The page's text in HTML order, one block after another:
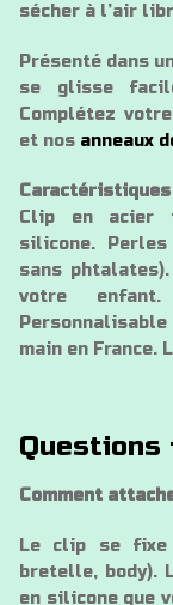
sécher à l’air
Présenté dans
se glisse
Complétez
et nos anneaux
Caractéristiques
Clip en acier
silicone.
sans
votre enfant.
main en France.
Comment
Le clip se fixe
bretelle, body).
en silicone que